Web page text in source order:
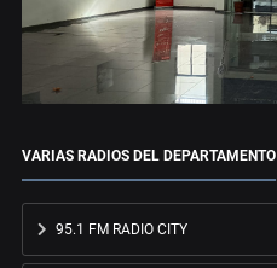
VARIAS RADIOS DEL DEPARTAMENTO
95.1 FM RADIO CITY